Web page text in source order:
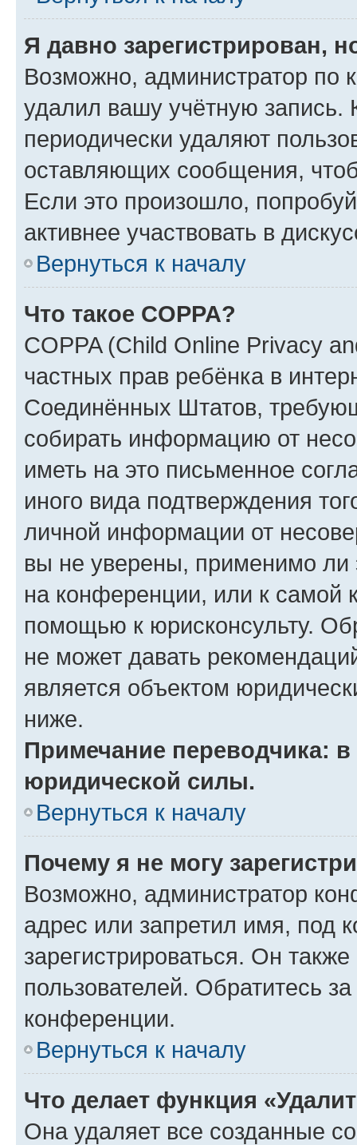
Я давно зарегистрирован,
Возможно, администратор по
удалил вашу учётную запись.
периодически удаляют
оставляющих сообщения,
Если это произошло,
активнее участвовать в
Вернуться к началу
Что такое COPPA?
COPPA (Child Online Privacy
частных прав ребёнка в
Соединённых Штатов,
собирать информацию от
иметь на это письменное
иного вида подтверждения
личной информации от
вы не уверены, применимо ли
на конференции, или к самой
помощью к юрисконсульту.
не может давать
является объектом
ниже.
Примечание переводчика:
юридической силы.
Вернуться к началу
Почему я не могу
Возможно, администратор
адрес или запретил имя, под
зарегистрироваться. Он
пользователей. Обратитесь
конференции.
Вернуться к началу
Что делает функция
Она удаляет все созданные